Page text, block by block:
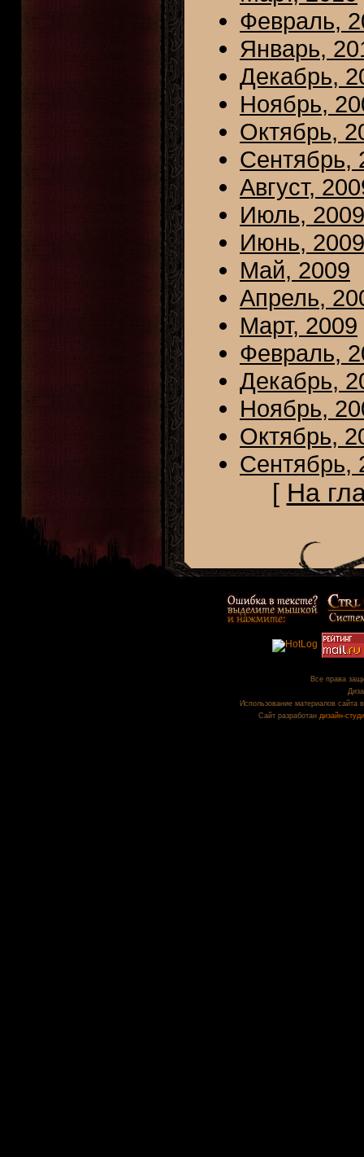
Февраль,
Январь,
Декабрь,
Ноябрь,
Октябрь,
Сентябрь,
Август,
Июль, 2009
Июнь, 2009
Май, 2009
Апрель,
Март, 2009
Февраль,
Декабрь,
Ноябрь,
Октябрь,
Сентябрь,
[ На
Все права
Использование материалов сайта
Сайт разработан дизайн-